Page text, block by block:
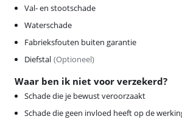
Val- en stootschade
Waterschade
Fabrieksfouten buiten garantie
Diefstal (Optioneel)
Waar ben ik niet voor verzekerd?
Schade die je bewust veroorzaakt
Schade die geen invloed heeft op de